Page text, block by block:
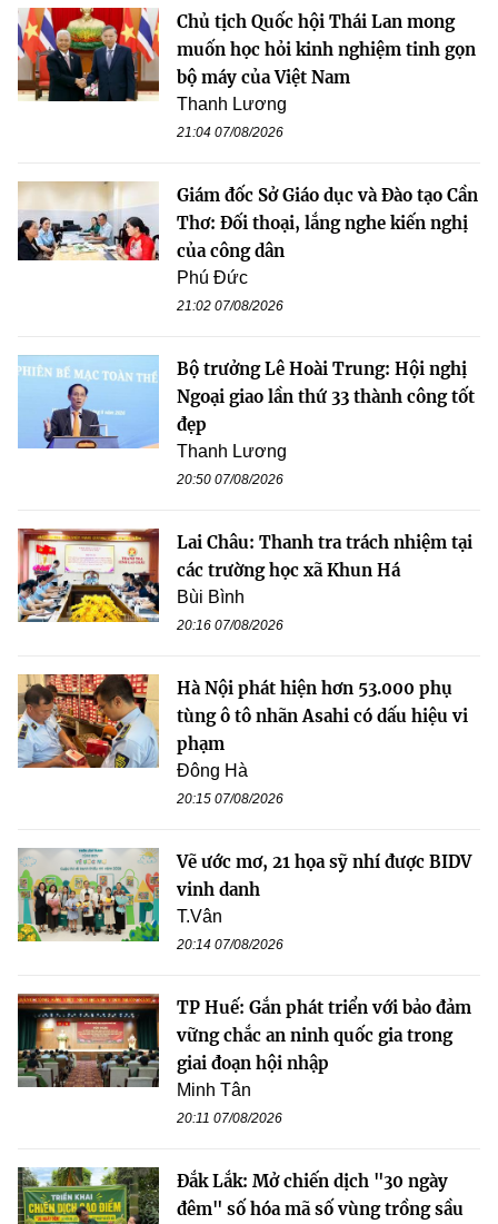
Chủ tịch Quốc hội Thái Lan mong
muốn học hỏi kinh nghiệm tinh gọn
bộ máy của Việt Nam
Thanh Lương
21:04 07/08/2026
Giám đốc Sở Giáo dục và Đào tạo Cần
Thơ: Đối thoại, lắng nghe kiến nghị
của công dân
Phú Đức
21:02 07/08/2026
Bộ trưởng Lê Hoài Trung: Hội nghị
Ngoại giao lần thứ 33 thành công tốt
đẹp
Thanh Lương
20:50 07/08/2026
Lai Châu: Thanh tra trách nhiệm tại
các trường học xã Khun Há
Bùi Bình
20:16 07/08/2026
Hà Nội phát hiện hơn 53.000 phụ
tùng ô tô nhãn Asahi có dấu hiệu vi
phạm
Đông Hà
20:15 07/08/2026
Vẽ ước mơ, 21 họa sỹ nhí được BIDV
vinh danh
T.Vân
20:14 07/08/2026
TP Huế: Gắn phát triển với bảo đảm
vững chắc an ninh quốc gia trong
giai đoạn hội nhập
Minh Tân
20:11 07/08/2026
Đắk Lắk: Mở chiến dịch "30 ngày
đêm" số hóa mã số vùng trồng sầu